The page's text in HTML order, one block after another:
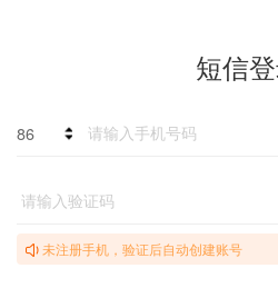
短信
86
未注册手机，验证后自动创建账号